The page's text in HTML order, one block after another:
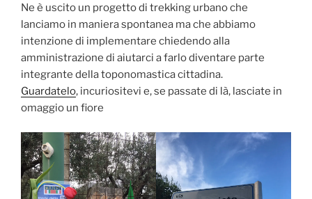
Ne è uscito un progetto di trekking urbano che
lanciamo in maniera spontanea ma che abbiamo
intenzione di implementare chiedendo alla
amministrazione di aiutarci a farlo diventare parte
integrante della toponomastica cittadina.
Guardatelo, incuriositevi e, se passate di là, lasciate in
omaggio un fiore